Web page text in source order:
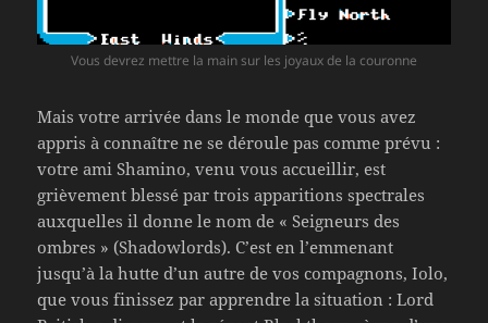
Vous devrez mettre la main sur les joyaux de la couronne
Mais votre arrivée dans le monde que vous avez
appris à connaître ne se déroule pas comme prévu :
votre ami Shamino, venu vous accueillir, est
grièvement blessé par trois apparitions spectrales
auxquelles il donne le nom de « Seigneurs des
ombres » (Shadowlords). C’est en l’emmenant
jusqu’à la hutte d’un autre de vos compagnons, Iolo,
que vous finissez par apprendre la situation : Lord